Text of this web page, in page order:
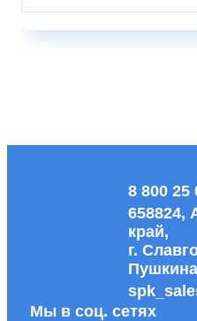
8 800 25
658824,
край,
г.
Мы в соц. сетях